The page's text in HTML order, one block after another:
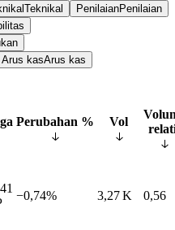
Teknikal PenilaianPenilaian
Arus kasArus kas
Perubahan % Vol
−0,74% 3,27 K 0,56